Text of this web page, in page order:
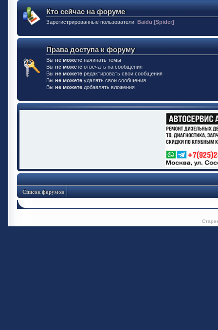
Кто сейчас на форуме
Зарегистрированные пользователи: Baidu [Spider]
Права доступа к форуму
Вы не можете начинать темы
Вы не можете отвечать на сообщения
Вы не можете редактировать свои сообщения
Вы не можете удалять свои сообщения
Вы не можете добавлять вложения
Список форумов